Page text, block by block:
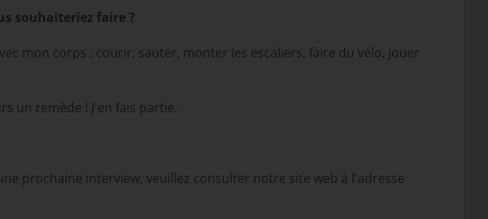
souhaiteriez faire ?
mon corps : courir, sauter, monter les escaliers, faire du vélo, jouer
un remède ! J'en fais partie.
prochaine interview, veuillez consulter notre site web à l'adresse